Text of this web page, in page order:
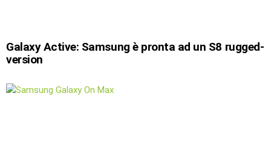
Galaxy Active: Samsung è pronta ad un S8 rugged-
version